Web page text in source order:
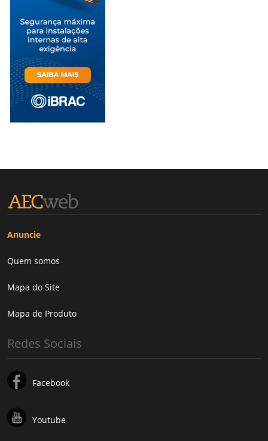
Anuncie
Quem somos
Mapa do Site
Mapa de Produto
Redes Sociais
Facebook
Youtube